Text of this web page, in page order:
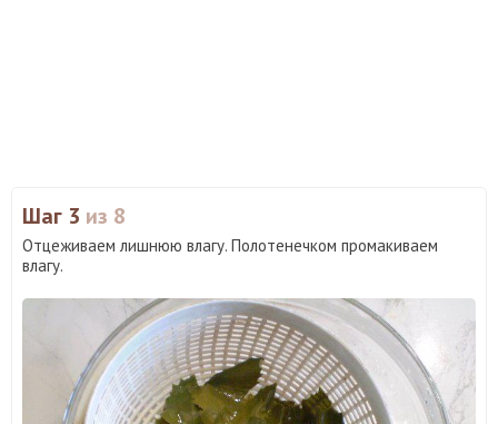
Шаг 3 из 8
Отцеживаем лишнюю влагу. Полотенечком промакиваем
влагу.